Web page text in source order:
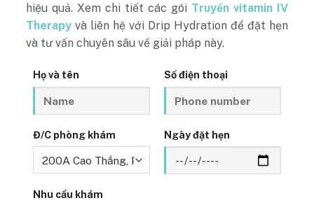
hiệu quả. Xem chi tiết các gói Truyền vitamin IV
Therapy và liên hệ với Drip Hydration để đặt hẹn
và tư vấn chuyên sâu về giải pháp này.
Họ và tên Số điện thoại
Đ/C phòng khám Ngày đặt hẹn
Nhu cầu khám